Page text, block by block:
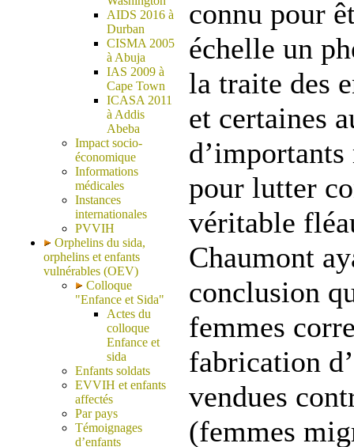
AIDS 2016 à
Durban
CISMA 2005
à Abuja
IAS 2009 à
Cape Town
ICASA 2011
à Addis
Abeba
Impact socio-
économique
Informations
médicales
Instances
internationales
PVVIH
Orphelins du sida,
orphelins et enfants
vulnérables (OEV)
Colloque
"Enfance et Sida"
Actes du
colloque
Enfance et
sida
Enfants soldats
EVVIH et enfants
affectés
Par pays
Témoignages
d’enfants
connu pour
échelle un
la traite des
et certaines
pour lutter
véritable
Chaumont
conclusion
femmes
fabrication
vendues
(femmes